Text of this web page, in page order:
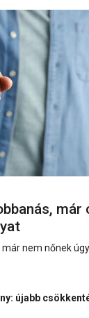
már
már nem nőnek
újabb